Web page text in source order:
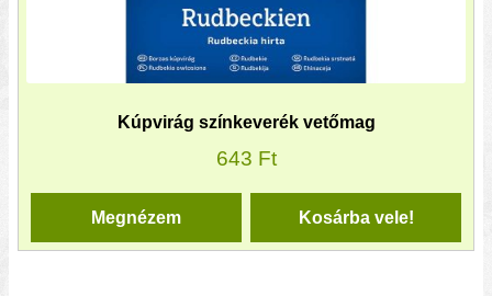
Kúpvirág színkeverék vetőmag
643 Ft
Kosárba vele!
Megnézem